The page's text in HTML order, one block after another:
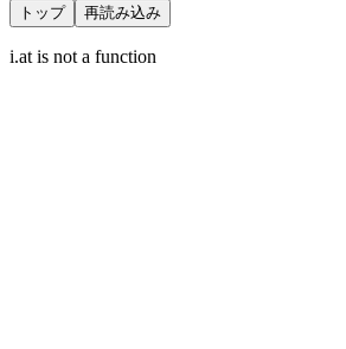
トップ 再読み込み
i.at is not a function